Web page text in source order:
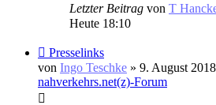
Letzter Beitrag von T
Heute 18:10
Neuer
Beitrag
Presselinks
von Ingo Teschke » 9. August
nahverkehrs.net(z)-Forum